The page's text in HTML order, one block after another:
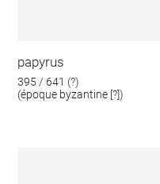
papyrus
395 / 641 (?)
(époque byzantine [?])